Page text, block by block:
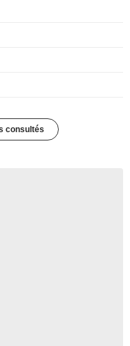
consultés